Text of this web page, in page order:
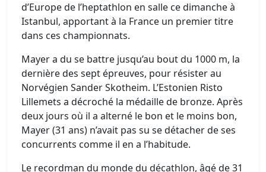
d’Europe de l’heptathlon en salle ce dimanche à
Istanbul, apportant à la France un premier titre
dans ces championnats.
Mayer a du se battre jusqu’au bout du 1000 m, la
dernière des sept épreuves, pour résister au
Norvégien Sander Skotheim. L’Estonien Risto
Lillemets a décroché la médaille de bronze. Après
deux jours où il a alterné le bon et le moins bon,
Mayer (31 ans) n’avait pas su se détacher de ses
concurrents comme il en a l’habitude.
Le recordman du monde du décathlon, âgé de 31